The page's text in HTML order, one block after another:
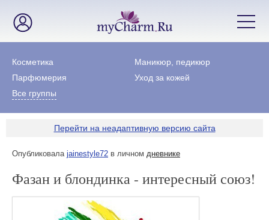
Косметика
Маникюр, педикюр
Парфюмерия
Уход за кожей
Все группы
Перейти на неадаптивную версию сайта
Опубликовала jainestyle72 в личном дневнике
Фазан и блондинка - интересный союз!